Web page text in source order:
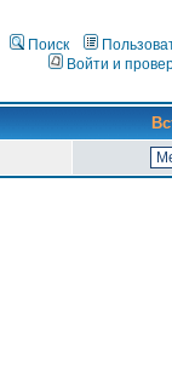
Поиск
Войти и